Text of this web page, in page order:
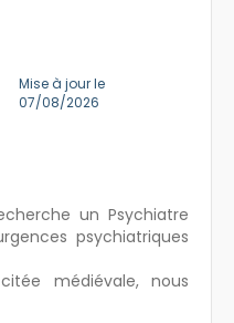
Mise à jour le
07/08/2026
un Psychiatre
psychiatriques
médiévale, nous